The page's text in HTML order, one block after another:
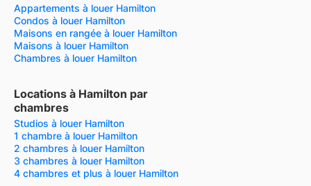
Appartements à louer Hamilton
Condos à louer Hamilton
Maisons en rangée à louer Hamilton
Maisons à louer Hamilton
Chambres à louer Hamilton
Locations à Hamilton par
chambres
Studios à louer Hamilton
1 chambre à louer Hamilton
2 chambres à louer Hamilton
3 chambres à louer Hamilton
4 chambres et plus à louer Hamilton